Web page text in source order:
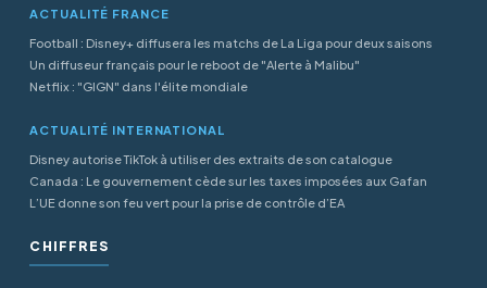
ACTUALITÉ FRANCE
Football : Disney+ diffusera les matchs de La Liga pour deux saisons
Un diffuseur français pour le reboot de "Alerte à Malibu"
Netflix : "GIGN" dans l'élite mondiale
ACTUALITÉ INTERNATIONAL
Disney autorise TikTok à utiliser des extraits de son catalogue
Canada : Le gouvernement cède sur les taxes imposées aux Gafan
L’UE donne son feu vert pour la prise de contrôle d’EA
CHIFFRES